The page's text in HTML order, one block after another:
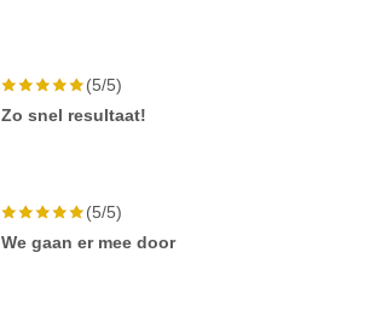
(5/5)
Zo snel resultaat!
(5/5)
We gaan er mee door